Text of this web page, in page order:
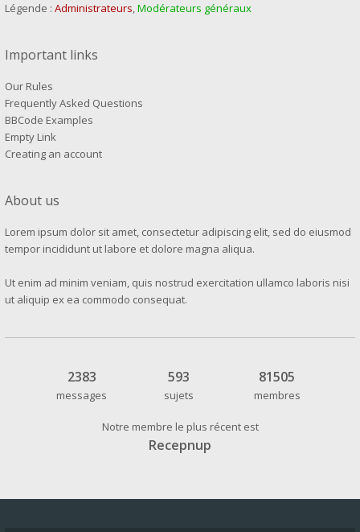
Légende : Administrateurs,Modérateurs généraux
Important links
Our Rules
Frequently Asked Questions
BBCode Examples
Empty Link
Creating an account
About us
Lorem ipsum dolor sit amet, consectetur adipiscing elit, sed do eiusmod
tempor incididunt ut labore et dolore magna aliqua.
Ut enim ad minim veniam, quis nostrud exercitation ullamco laboris nisi
ut aliquip ex ea commodo consequat.
2383
messages
593
sujets
81505
membres
Notre membre le plus récent est
Recepnup